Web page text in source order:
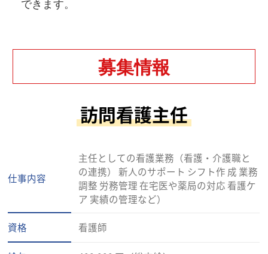
募集情報
訪問看護主任
仕事内容
主任としての看護業務（看護・介護職と
の連携） 新人のサポート シフト作 成 業務
調整 労務管理 在宅医や薬局の対応 看護ケ
ア 実績の管理など）
資格 看護師